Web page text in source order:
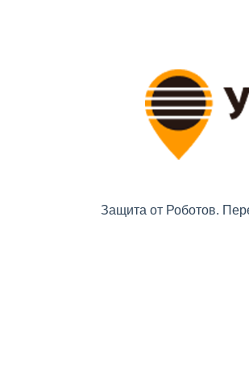
Защита от Роботов.